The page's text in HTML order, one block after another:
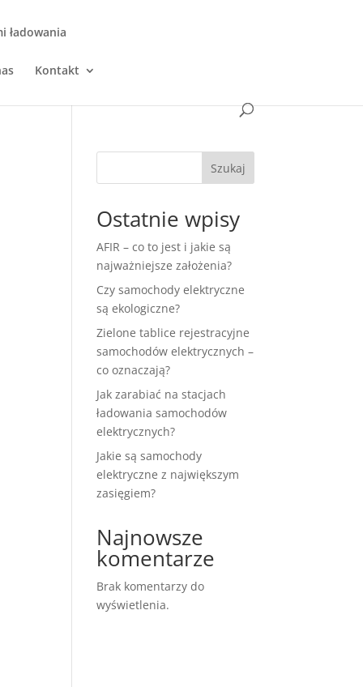
ładowania
Kontakt
Szukaj
Ostatnie wpisy
AFIR – co to jest i jakie są
najważniejsze założenia?
Czy samochody elektryczne
są ekologiczne?
Zielone tablice rejestracyjne
samochodów elektrycznych –
co oznaczają?
Jak zarabiać na stacjach
ładowania samochodów
elektrycznych?
Jakie są samochody
elektryczne z największym
zasięgiem?
Najnowsze
komentarze
Brak komentarzy do
wyświetlenia.